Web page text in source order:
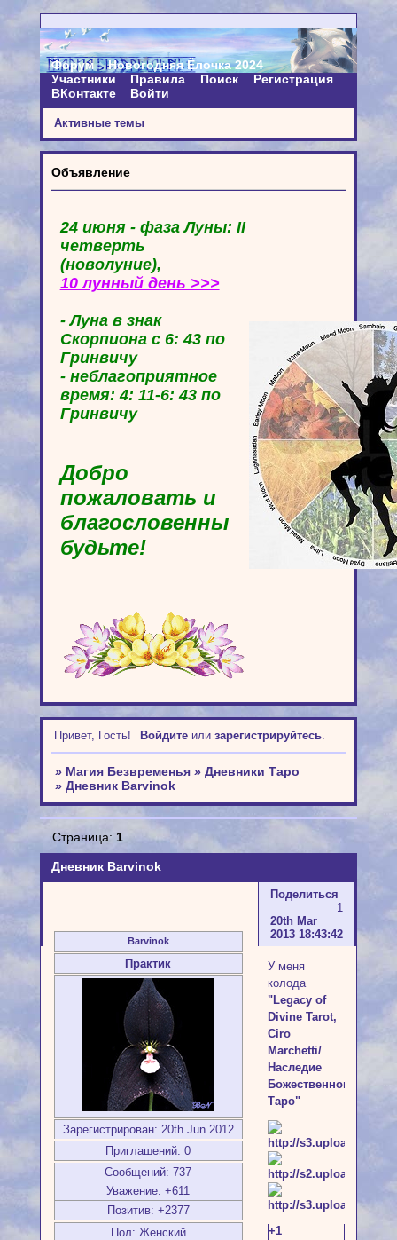
Форум
Новогодняя Ёлочка 2024
Участники
Правила Поиск
Регистрация
ВКонтакте
Войти
Активные темы
Объявление
24 июня - фаза Луны: II
четверть
(новолуние),
10 лунный день >>>
- Луна в знак
Скорпиона с 6: 43 по
Гринвичу
- неблагоприятное
время: 4: 11-6: 43 по
Гринвичу
Добро
пожаловать и
благословенны
будьте!
Привет, Гость! Войдитеили зарегистрируйтесь.
» Магия Безвременья » Дневники Таро
» Дневник Barvinok
Дневник Barvinok
Страница: 1
Поделиться
1
20th Mar
2013 18:43:42
Barvinok
Практик
Зарегистрирован: 20th Jun 2012
Приглашений: 0
Сообщений: 737
Уважение: +611
Позитив: +2377
Пол: Женский
У меня
колода
"Legacy of
Divine Tarot,
Ciro
Marchetti/
Наследие
Божественного
Таро"
+1